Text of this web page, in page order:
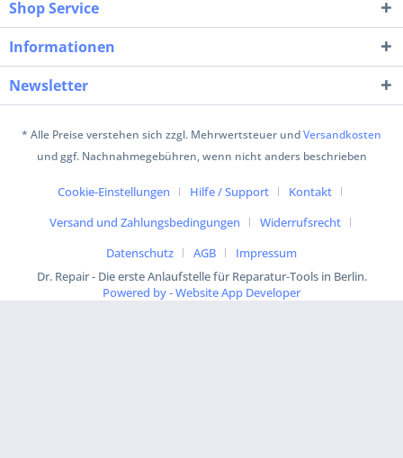
Shop Service
Informationen
Newsletter
* Alle Preise verstehen sich zzgl. Mehrwertsteuer undVersandkosten
und ggf. Nachnahmegebühren, wenn nicht anders beschrieben
Cookie-Einstellungen Hilfe / Support
Kontakt
Versand und Zahlungsbedingungen
Widerrufsrecht
Datenschutz
AGB
Impressum
Dr. Repair - Die erste Anlaufstelle für Reparatur-Tools in Berlin.
Powered by - Website App Developer